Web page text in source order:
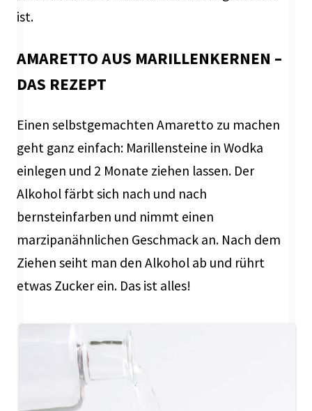
ist.
AMARETTO AUS MARILLENKERNEN –
DAS REZEPT
Einen selbstgemachten Amaretto zu machen
geht ganz einfach: Marillensteine in Wodka
einlegen und 2 Monate ziehen lassen. Der
Alkohol färbt sich nach und nach
bernsteinfarben und nimmt einen
marzipanähnlichen Geschmack an. Nach dem
Ziehen seiht man den Alkohol ab und rührt
etwas Zucker ein. Das ist alles!